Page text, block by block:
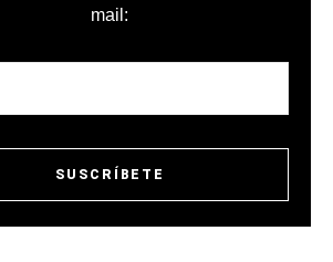
mail: